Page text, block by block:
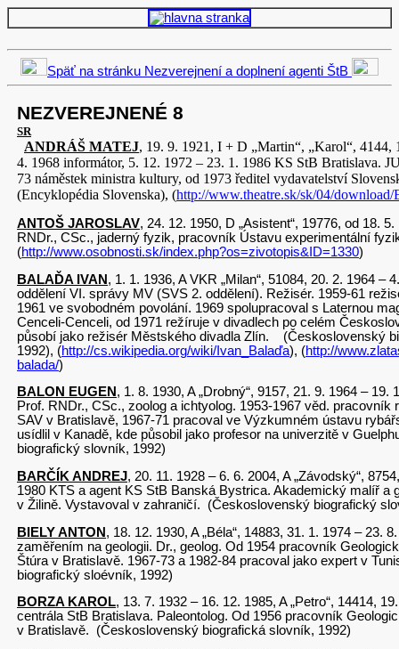
Späť na stránku Nezverejnení a doplnení agenti ŠtB
NEZVEREJNENÉ 8
SR
ANDRÁŠ MATEJ, 19. 9. 1921, I + D „Martin“, „Karol“, 4144,
4. 1968 informátor, 5. 12. 1972 – 23. 1. 1986 KS StB Bratislava.
73 náměstek ministra kultury, od 1973 ředitel vydavatelství
(Encyklopédia Slovenska), (http://www.theatre.sk/sk/04/
ANTOŠ JAROSLAV, 24. 12. 1950, D „Asistent“, 19776, od 18.
RNDr., CSc., jaderný fyzik, pracovník Ústavu experimentální
(http://www.osobnosti.sk/index.php?os=zivotopis&ID=1330)
BALAĎA IVAN , 1. 1. 1936, A VKR „Milan“, 51084, 20. 2. 1964 –
oddělení VI. správy MV (SVS 2. oddělení). Režisér. 1959-61
1961 ve svobodném povolání. 1969 spolupracoval s Laternou
Cenceli-Cenceli, od 1971 režíruje v divadlech po celém
působí jako režisér Městského divadla Zlín. (Československý
1992), (http://cs.wikipedia.org/wiki/Ivan_Balaďa), (http://
balada/)
BALON EUGEN , 1. 8. 1930, A „Drobný“, 9157, 21. 9. 1964 – 19.
Prof. RNDr., CSc., zoolog a ichtyolog. 1953-1967 věd. pracovník
SAV v Bratislavě, 1967-71 pracoval ve Výzkumném ústavu
usídlil v Kanadě, kde působil jako profesor na univerzitě v
biografický slovník, 1992)
BARČÍK ANDREJ, 20. 11. 1928 – 6. 6. 2004, A „Závodský“,
1980 KTS a agent KS StB Banská Bystrica. Akademický malíř a
v Žilině. Vystavoval v zahraničí. (Československý biografický
BIELY ANTON, 18. 12. 1930, A „Béla“, 14883, 31. 1. 1974 – 23.
zaměřením na geologii. Dr., geolog. Od 1954 pracovník
Štúra v Bratislavě. 1967-73 a 1982-84 pracoval jako expert v
biografický sloévník, 1992)
BORZA KAROL, 13. 7. 1932 – 16. 12. 1985, A „Petro“, 14414,
centrála StB Bratislava. Paleontolog. Od 1956 pracovník
v Bratislavě. (Československý biografická slovník, 1992)